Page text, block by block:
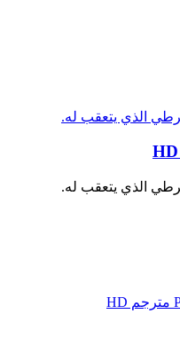
الذي يتعقب له.
الذي يتعقب له.